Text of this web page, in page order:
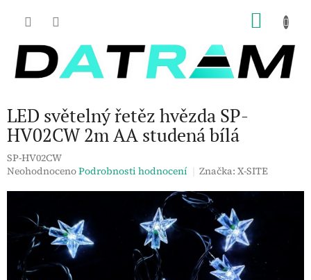
LED světelný řetěz hvězda SP-
HV02CW 2m AA studená bílá
SP-HV02CW
Průměrné
z
hvězdiček.
NeohodnocenoPodrobnosti hodnocení Značka:X-SITE